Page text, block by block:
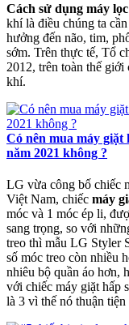
Cách sử dụng máy
khí là điều chúng ta
hưởng đến não, tim,
sớm. Trên thực tế, Tổ
2012, trên toàn thế
khí.
Có nên mua máy
năm 2021 không ?
LG vừa công bố chiếc
Việt Nam, chiếc máy
móc và 1 móc ép li,
sang trọng, so với
treo thì mẫu LG Styler
số móc treo còn nhiều
nhiêu bộ quần áo hơn,
với chiếc máy giặt hấp
là 3 vì thế nó thuận